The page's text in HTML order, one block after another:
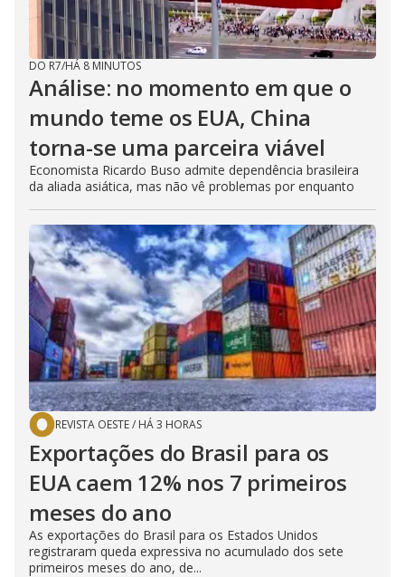
DO R7/HÁ 8 MINUTOS
Análise: no momento em que o
mundo teme os EUA, China
torna-se uma parceira viável
Economista Ricardo Buso admite dependência brasileira
da aliada asiática, mas não vê problemas por enquanto
REVISTA OESTE/ HÁ 3 HORAS
Exportações do Brasil para os
EUA caem 12% nos 7 primeiros
meses do ano
As exportações do Brasil para os Estados Unidos
registraram queda expressiva no acumulado dos sete
primeiros meses do ano, de...